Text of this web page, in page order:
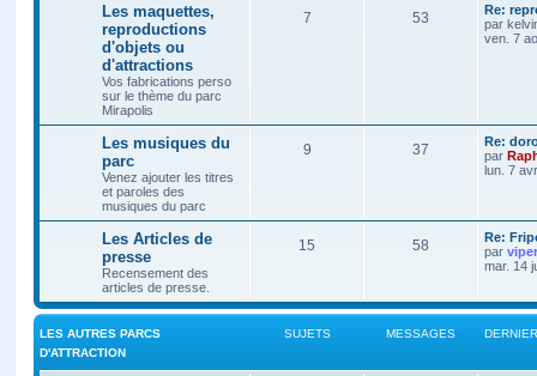
Les maquettes,
reproductions
d'objets ou
d'attractions
Vos fabrications perso
sur le thème du parc
Mirapolis
7 53
Re:
par
ven. 7
Les musiques du
parc
Venez ajouter les titres
et paroles des
musiques du parc
9 37
Re:
par
lun. 7
Les Articles de
presse
Recensement des
articles de presse.
15 58
Re:
par
mar. 14
LES AUTRES PARCS
D'ATTRACTION
SUJETS MESSAGES